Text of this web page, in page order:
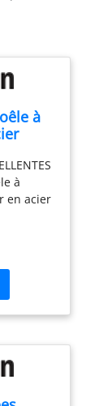
à
-,
à
en acier
qui
Cela
réaliser